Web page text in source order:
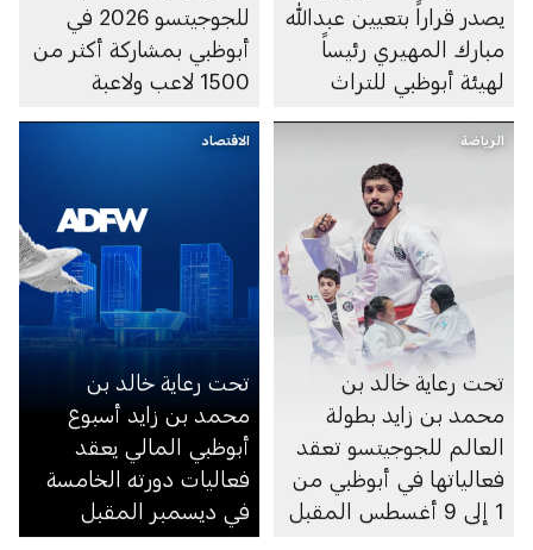
يصدر قراراً بتعيين عبدالله
مبارك المهيري رئيساً
لهيئة أبوظبي للتراث
للجوجيتسو 2026 في
أبوظبي بمشاركة أكثر من
1500 لاعب ولاعبة
الرياضة
تحت رعاية خالد بن
محمد بن زايد بطولة
العالم للجوجيتسو تعقد
فعالياتها في أبوظبي من
1 إلى 9 أغسطس المقبل
الاقتصاد
تحت رعاية خالد بن
محمد بن زايد أسبوع
أبوظبي المالي يعقد
فعاليات دورته الخامسة
في ديسمبر المقبل